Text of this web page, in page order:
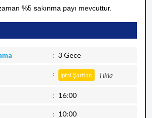
%5 sakınma payı mevcuttur.
3 Gece
İptal Şartları Tıkla
16:00
10:00